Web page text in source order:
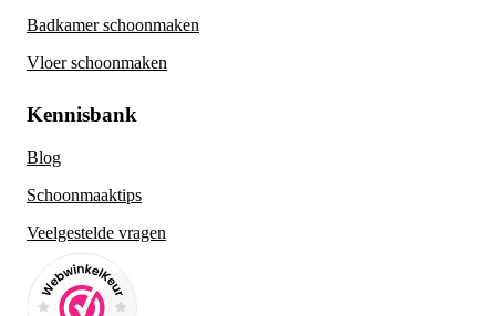
Badkamer schoonmaken
Vloer schoonmaken
Kennisbank
Blog
Schoonmaaktips
Veelgestelde vragen